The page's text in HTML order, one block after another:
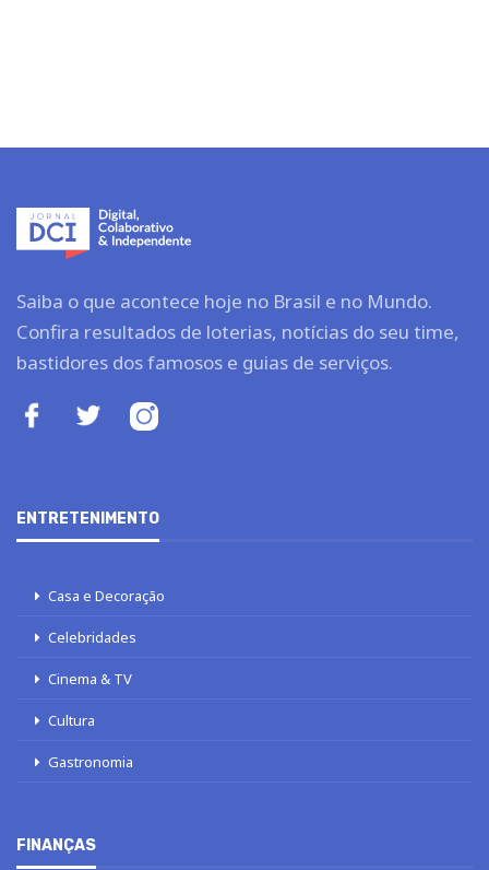
Saiba o que acontece hoje no Brasil e no Mundo.
Confira resultados de loterias, notícias do seu time,
bastidores dos famosos e guias de serviços.
ENTRETENIMENTO
Casa e Decoração
Celebridades
Cinema & TV
Cultura
Gastronomia
FINANÇAS